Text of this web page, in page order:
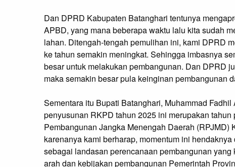
Dan DPRD Kabupaten Batanghari tentunya
APBD, yang mana beberapa waktu lalu kita sudah
lahan. Ditengah-tengah pemulihan ini, kami DPRD
ke tahun semakin meningkat. Sehingga imbasnya
besar untuk melakukan pembangunan. Dan DPRD
maka semakin besar pula keinginan pembangunan
Sementara itu Bupati Batanghari, Muhammad
penyusunan RKPD tahun 2025 ini merupakan
Pembangunan Jangka Menengah Daerah
karenanya kami berharap, momentum ini
sebagai landasan perencanaan pembangunan
arah dan kebijakan pembangunan Pemerintah